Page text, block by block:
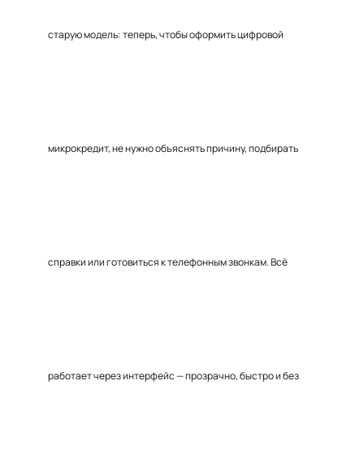
старую модель: теперь, чтобы оформить цифровой
микрокредит, не нужно объяснять причину, подбирать
справки или готовиться к телефонным звонкам. Всё
работает через интерфейс — прозрачно, быстро и без